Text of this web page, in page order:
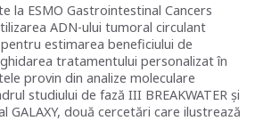
la ESMO Gastrointestinal Cancers
ADN-ului tumoral circulant
estimarea beneficiului de
tratamentului personalizat în
provin din analize moleculare
studiului de fază III BREAKWATER și
GALAXY, două cercetări care ilustrează